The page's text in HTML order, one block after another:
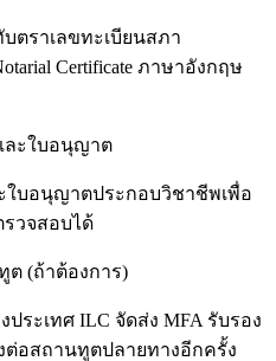
ตราเลขทะเบียนสภา
Certificate ภาษาอังกฤษ
ละใบอนุญาต
ใบอนุญาตประกอบวิชาชีพเพื่อ
วจสอบได้
ต (ถ้าต้องการ)
ระเทศ ILC จัดส่ง MFA รับรอง
ต่อสถานทูตปลายทางอีกครั้ง